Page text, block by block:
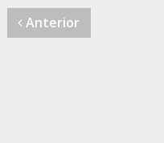
Anterior